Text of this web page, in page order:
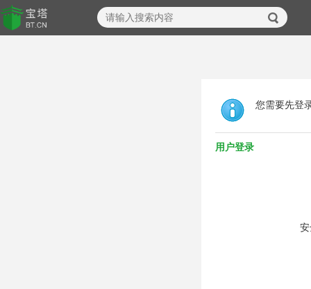
您需要先登
用户登录